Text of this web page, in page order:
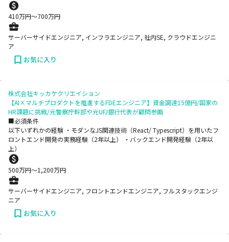
410万円〜700万円
サーバーサイドエンジニア, インフラエンジニア, 社内SE, クラウドエンジニ
ア
お気に入り
株式会社キッカケクリエイション
【AI×マルチプロダクトを推進するFDEエンジニア】資金調達15億円/国家の
HR課題に挑戦/元警察庁幹部や元UFJ銀行代表が顧問参画
■必須条件
以下いずれかの経験 ・モダンなJS関連技術（React/ Typescript）を用いたフ
ロントエンド開発の実務経験（2年以上） ・バックエンド開発経験（2年以
上）
500万円〜1,200万円
サーバーサイドエンジニア, フロントエンドエンジニア, フルスタックエンジ
ニア
お気に入り